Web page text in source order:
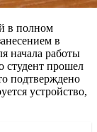
в полном
в
начала работы
студент прошел
подтверждено
устройство,